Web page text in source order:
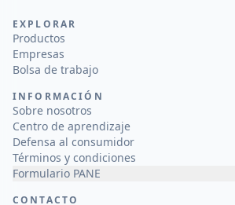
EXPLORAR
Productos
Empresas
Bolsa de trabajo
INFORMACIÓN
Sobre nosotros
Centro de aprendizaje
Defensa al consumidor
Términos y condiciones
Formulario PANE
CONTACTO